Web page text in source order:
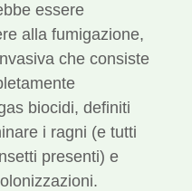
essere
alla fumigazione,
che consiste
biocidi, definiti
i ragni (e tutti
presenti) e